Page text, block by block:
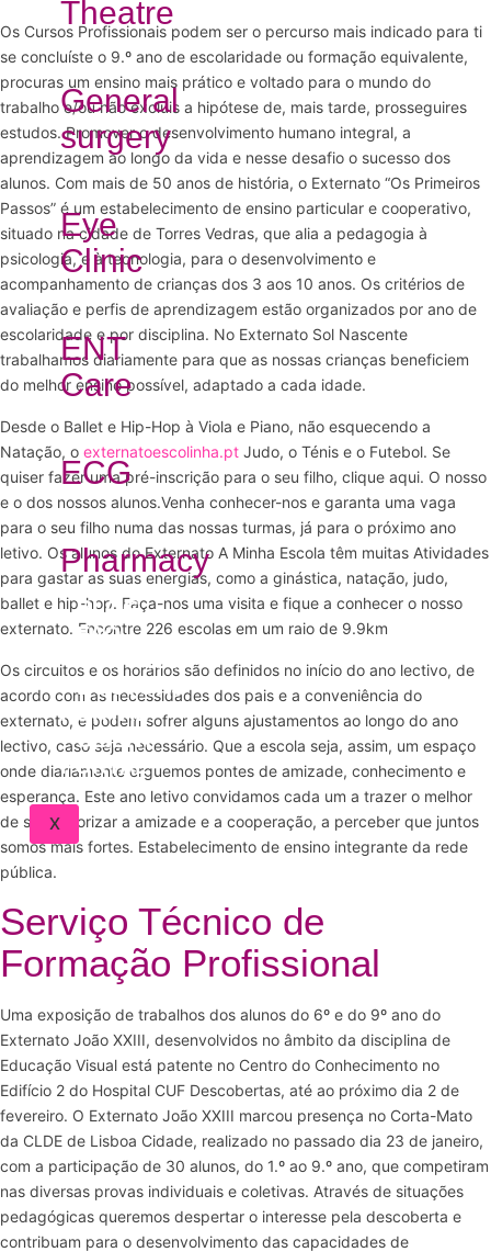
Theatre
General
surgery
Eye
Clinic
ENT
Care
ECG
Pharmacy
BLOG
FAQ
CONTACT
DOCTORS
PORTAL
CLIENT
PORTAL
X
Os Cursos Profissionais podem ser o percurso mais indicado para ti
se concluíste o 9.º ano de escolaridade ou formação equivalente,
procuras um ensino mais prático e voltado para o mundo do
trabalho e/ou não excluis a hipótese de, mais tarde, prosseguires
estudos. Promover o desenvolvimento humano integral, a
aprendizagem ao longo da vida e nesse desafio o sucesso dos
alunos. Com mais de 50 anos de história, o Externato “Os Primeiros
Passos” é um estabelecimento de ensino particular e cooperativo,
situado na cidade de Torres Vedras, que alia a pedagogia à
psicologia, e à tecnologia, para o desenvolvimento e
acompanhamento de crianças dos 3 aos 10 anos. Os critérios de
avaliação e perfis de aprendizagem estão organizados por ano de
escolaridade e por disciplina. No Externato Sol Nascente
trabalhamos diariamente para que as nossas crianças beneficiem
do melhor ensino possível, adaptado a cada idade.
Desde o Ballet e Hip-Hop à Viola e Piano, não esquecendo a
Natação, o externatoescolinha.pt Judo, o Ténis e o Futebol. Se
quiser fazer uma pré-inscrição para o seu filho, clique aqui. O nosso
e o dos nossos alunos.Venha conhecer-nos e garanta uma vaga
para o seu filho numa das nossas turmas, já para o próximo ano
letivo. Os alunos do Externato A Minha Escola têm muitas Atividades
para gastar as suas energias, como a ginástica, natação, judo,
ballet e hip-hop. Faça-nos uma visita e fique a conhecer o nosso
externato. Encontre 226 escolas em um raio de 9.9km
Os circuitos e os horários são definidos no início do ano lectivo, de
acordo com as necessidades dos pais e a conveniência do
externato, e podem sofrer alguns ajustamentos ao longo do ano
lectivo, caso seja necessário. Que a escola seja, assim, um espaço
onde diariamente erguemos pontes de amizade, conhecimento e
esperança. Este ano letivo convidamos cada um a trazer o melhor
de si, a valorizar a amizade e a cooperação, a perceber que juntos
somos mais fortes. Estabelecimento de ensino integrante da rede
pública.
Serviço Técnico de
Formação Profissional
Uma exposição de trabalhos dos alunos do 6º e do 9º ano do
Externato João XXIII, desenvolvidos no âmbito da disciplina de
Educação Visual está patente no Centro do Conhecimento no
Edifício 2 do Hospital CUF Descobertas, até ao próximo dia 2 de
fevereiro. O Externato João XXIII marcou presença no Corta-Mato
da CLDE de Lisboa Cidade, realizado no passado dia 23 de janeiro,
com a participação de 30 alunos, do 1.º ao 9.º ano, que competiram
nas diversas provas individuais e coletivas. Através de situações
pedagógicas queremos despertar o interesse pela descoberta e
contribuam para o desenvolvimento das capacidades de